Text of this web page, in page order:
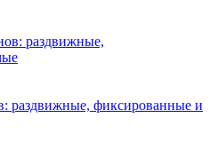
раздвижные, фиксированные и